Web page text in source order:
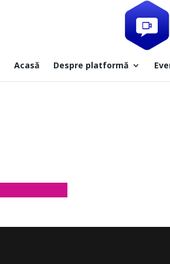
Acasă Despre platformă